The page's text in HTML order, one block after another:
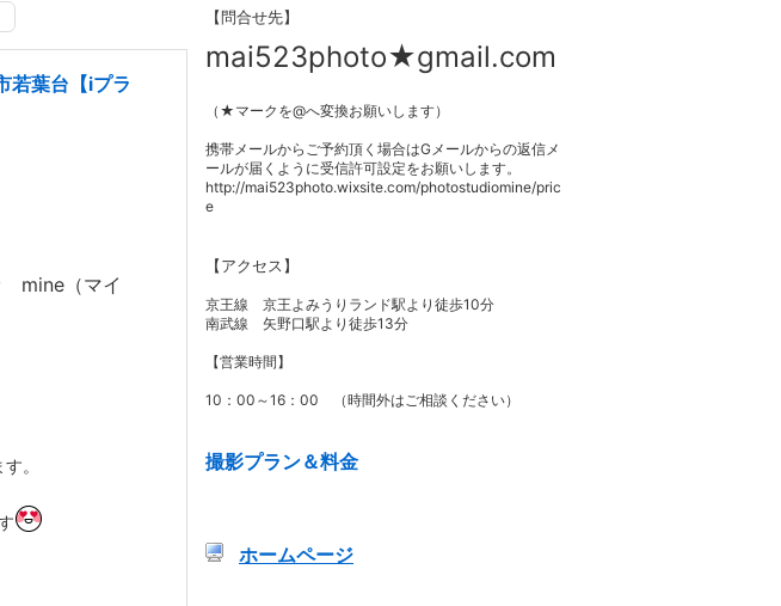
若葉台【iプラ
mine（マイ
。
【問合せ先】
mai523photo★gmail.com
（★マークを@へ変換お願いします）
携帯メールからご予約頂く場合はGメールからの返信メ
ールが届くように受信許可設定をお願いします。
http://mai523photo.wixsite.com/photostudiomine/pric
e
【アクセス】
京王線 京王よみうりランド駅より徒歩10分
南武線 矢野口駅より徒歩13分
【営業時間】
10：00～16：00 （時間外はご相談ください）
撮影プラン＆料金
ホームページ